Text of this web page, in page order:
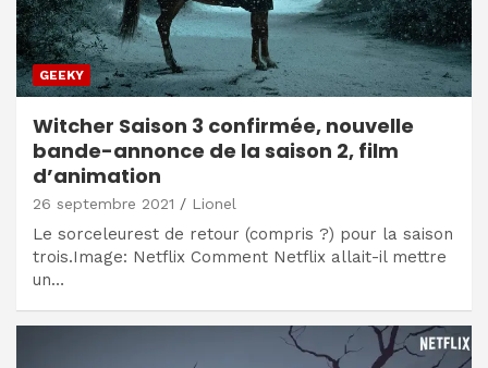
GEEKY
Witcher Saison 3 confirmée, nouvelle
bande-annonce de la saison 2, film
d’animation
26 septembre 2021 Lionel
Le sorceleurest de retour (compris ?) pour la saison
trois.Image: Netflix Comment Netflix allait-il mettre
un…